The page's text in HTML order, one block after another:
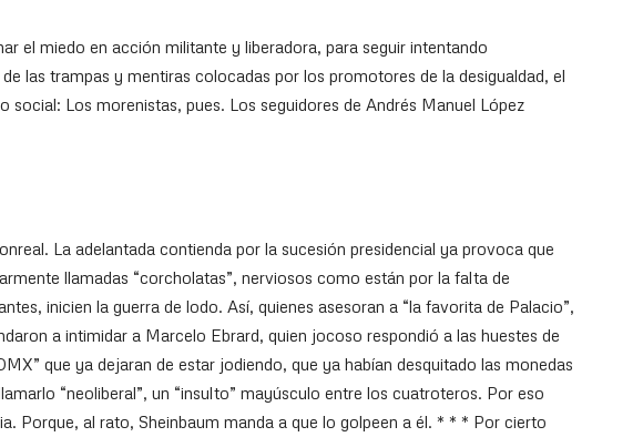
el miedo en acción militante y liberadora, para seguir intentando
las trampas y mentiras colocadas por los promotores de la desigualdad, el
social: Los morenistas, pues. Los seguidores de Andrés Manuel López
La adelantada contienda por la sucesión presidencial ya provoca que
llamadas “corcholatas”, nerviosos como están por la falta de
inicien la guerra de lodo. Así, quienes asesoran a “la favorita de Palacio”,
a intimidar a Marcelo Ebrard, quien jocoso respondió a las huestes de
que ya dejaran de estar jodiendo, que ya habían desquitado las monedas
“neoliberal”, un “insulto” mayúsculo entre los cuatroteros. Por eso
Porque, al rato, Sheinbaum manda a que lo golpeen a él. * * * Por cierto